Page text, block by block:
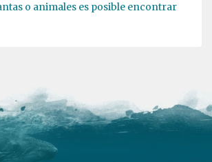
o animales es posible encontrar